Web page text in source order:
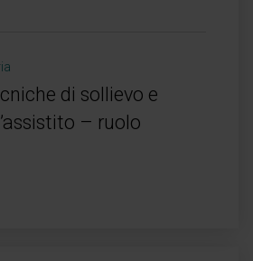
di sollievo e
– ruolo